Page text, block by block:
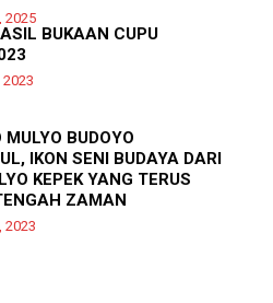
2025
BUKAAN CUPU
MULYO BUDOYO
IKON SENI BUDAYA DARI
KEPEK YANG TERUS
ZAMAN
2023